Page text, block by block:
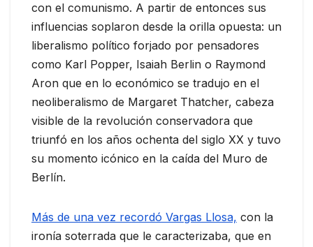
con el comunismo. A partir de entonces sus
influencias soplaron desde la orilla opuesta: un
liberalismo político forjado por pensadores
como Karl Popper, Isaiah Berlin o Raymond
Aron que en lo económico se tradujo en el
neoliberalismo de Margaret Thatcher, cabeza
visible de la revolución conservadora que
triunfó en los años ochenta del siglo XX y tuvo
su momento icónico en la caída del Muro de
Berlín.
Más de una vez recordó Vargas Llosa, con la
ironía soterrada que le caracterizaba, que en